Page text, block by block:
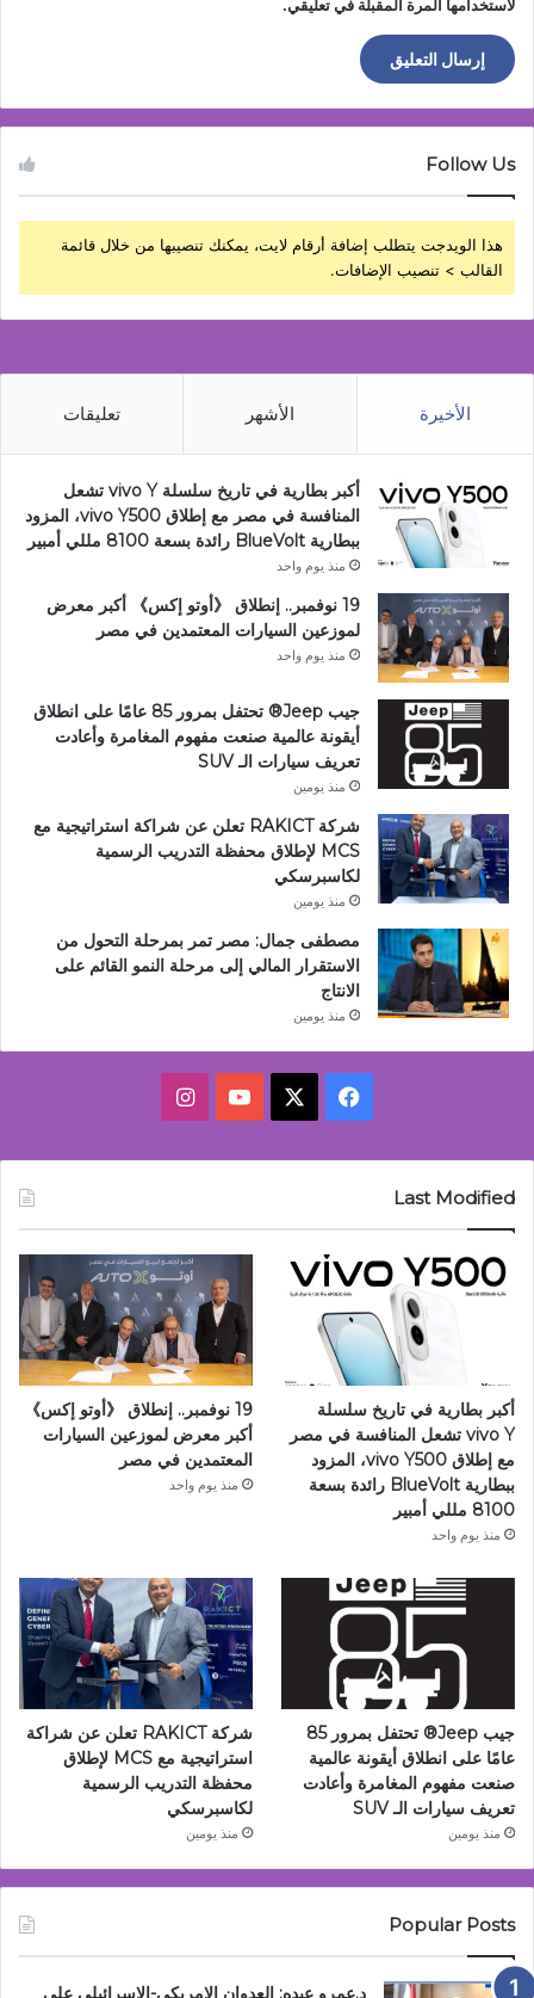
لاستخدامها المرة المقبلة في تعليقي.
Follow Us
هذا الويدجت يتطلب إضافة أرقام لايت، يمكنك تنصيبها من خلال قائمة
القالب > تنصيب الإضافات.
الأخيرة الأشهر تعليقات
أكبر بطارية في تاريخ سلسلة vivo Y تشعل
المنافسة في مصر مع إطلاق vivo Y500، المزود
ببطارية BlueVolt رائدة بسعة 8100 مللي أمبير
منذ يوم واحد
19 نوفمبر.. إنطلاق 《أوتو إكس》 أكبر معرض
لموزعين السيارات المعتمدين في مصر
منذ يوم واحد
جيب Jeep®️ تحتفل بمرور 85 عامًا على انطلاق
أيقونة عالمية صنعت مفهوم المغامرة وأعادت
تعريف سيارات الـ SUV
منذ يومين
شركة RAKICT تعلن عن شراكة استراتيجية مع
MCS لإطلاق محفظة التدريب الرسمية
لكاسبرسكي
منذ يومين
مصطفى جمال: مصر تمر بمرحلة التحول من
الاستقرار المالي إلى مرحلة النمو القائم على
الانتاج
منذ يومين
فيسبوك ‫YouTubeانستقرام
Last Modified
أكبر بطارية في تاريخ سلسلة
vivo Y تشعل المنافسة في مصر
مع إطلاق vivo Y500، المزود
ببطارية BlueVolt رائدة بسعة
8100 مللي أمبير
منذ يوم واحد
19 نوفمبر.. إنطلاق 《أوتو إكس》
أكبر معرض لموزعين السيارات
المعتمدين في مصر
منذ يوم واحد
جيب Jeep®️ تحتفل بمرور 85
عامًا على انطلاق أيقونة عالمية
صنعت مفهوم المغامرة وأعادت
تعريف سيارات الـ SUV
منذ يومين
شركة RAKICT تعلن عن شراكة
استراتيجية مع MCS لإطلاق
محفظة التدريب الرسمية
لكاسبرسكي
منذ يومين
Popular Posts
د.عمرو عبده: العدوان الامريكى-الاسرائيلي على